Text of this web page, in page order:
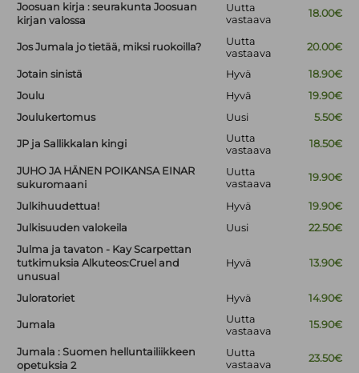
Joosuan kirja : seurakunta Joosuan
kirjan valossa
Uutta
vastaava
18.00€
Jos Jumala jo tietää, miksi ruokoilla?
Uutta
vastaava
20.00€
Jotain sinistä Hyvä
18.90€
Joulu
Hyvä
19.90€
Joulukertomus
Uusi 5.50€
JP ja Sallikkalan kingi
Uutta
vastaava
18.50€
JUHO JA HÄNEN POIKANSA EINAR
sukuromaani
Uutta
vastaava
19.90€
Julkihuudettua! Hyvä
19.90€
Julkisuuden valokeila
Uusi
22.50€
Julma ja tavaton - Kay Scarpettan
tutkimuksia Alkuteos:Cruel and
unusual
Hyvä 13.90€
Juloratoriet Hyvä 14.90€
Jumala
Uutta
vastaava
15.90€
Jumala : Suomen helluntailiikkeen
opetuksia 2
Uutta
vastaava
23.50€